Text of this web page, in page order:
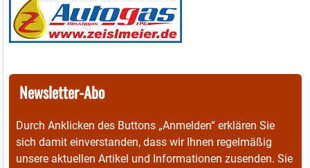
Newsletter-Abo
Durch Anklicken des Buttons „Anmelden“ erklären Sie
sich damit einverstanden, dass wir Ihnen regelmäßig
unsere aktuellen Artikel und Informationen zusenden. Sie